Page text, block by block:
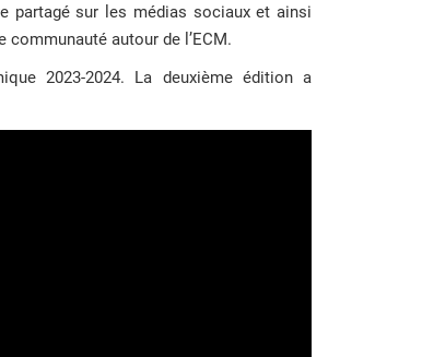
partagé sur les médias sociaux et ainsi
autour de l’ECM.
2023-2024. La deuxième édition a